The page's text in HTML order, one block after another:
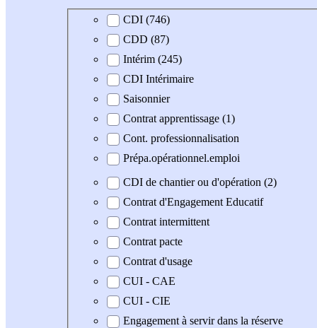
Type de contratCDI (746)
CDD (87)
Intérim (245)
CDI Intérimaire
Saisonnier
Contrat apprentissage (1)
Cont. professionnalisation
Prépa.opérationnel.emploi
CDI de chantier ou d'opération (2)
Contrat d'Engagement Educatif
Contrat intermittent
Contrat pacte
Contrat d'usage
CUI - CAE
CUI - CIE
Engagement à servir dans la réserve